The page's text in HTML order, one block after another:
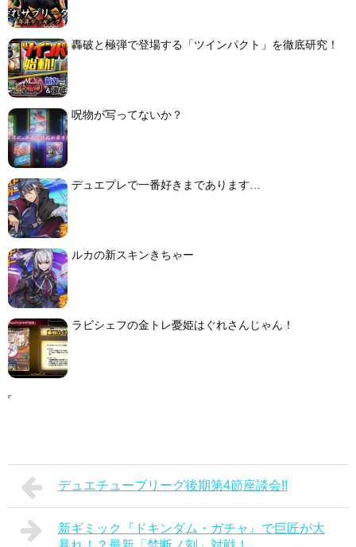
轟破と極弾で登場する「ツインパクト」を徹底研究！
呪物が写ってないか？
デュエプレで一番好きまであります…
ルカの新スキンきちゃー
ラビシェフの金トレ憂姫はぐれさんじゃん！
デュエチューブリーグ後期第4節座談会!!
新ギミック『ドキンダム・ガチャ』で巨匠が大